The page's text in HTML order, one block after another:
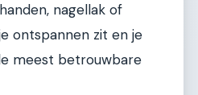
nagellak of
ontspannen zit en je
meest betrouwbare